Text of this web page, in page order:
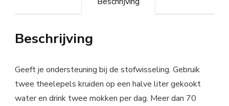
Beschrijving
Geeft je ondersteuning bij de stofwisseling. Gebruik
twee theelepels kruiden op een halve liter gekookt
water en drink twee mokken per dag. Meer dan 70